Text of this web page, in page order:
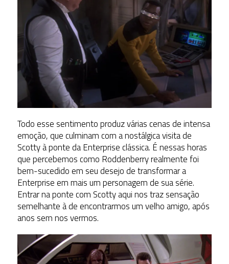
Todo esse sentimento produz várias cenas de intensa
emoção, que culminam com a nostálgica visita de
Scotty à ponte da Enterprise clássica. É nessas horas
que percebemos como Roddenberry realmente foi
bem-sucedido em seu desejo de transformar a
Enterprise em mais um personagem de sua série.
Entrar na ponte com Scotty aqui nos traz sensação
semelhante à de encontrarmos um velho amigo, após
anos sem nos vermos.